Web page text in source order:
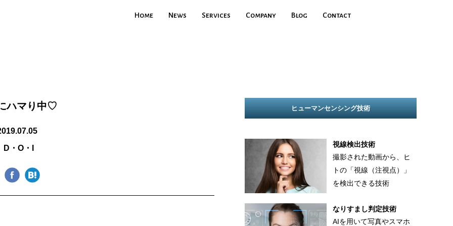
Home News Services Company Blog Contact
ハマり中♡
D・O・I
ヒューマンセンシング技術
視線検出技術
撮影された動画から、ヒ
トの「視線（注視点）」
を検出できる技術
なりすまし判定技術
AIを用いて写真やスマホ